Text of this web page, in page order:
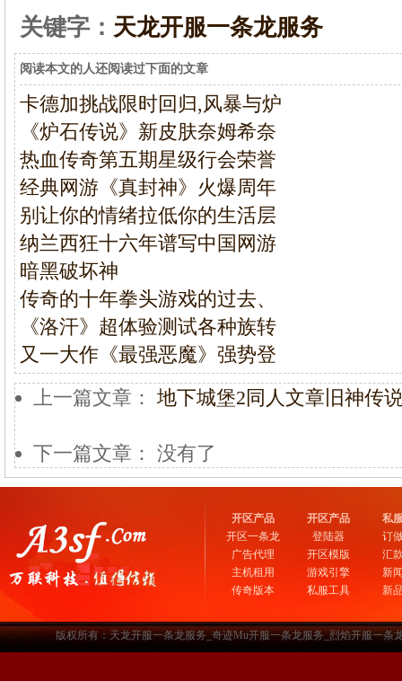
关键字： 天龙开服一条龙服务
阅读本文的人还阅读过下面的文章
卡德加挑战限时回归,风暴与炉
《炉石传说》新皮肤奈姆希奈
热血传奇第五期星级行会荣誉
经典网游《真封神》火爆周年
别让你的情绪拉低你的生活层
纳兰西狂十六年谱写中国网游
暗黑破坏神
传奇的十年拳头游戏的过去、
《洛汗》超体验测试各种族转
又一大作《最强恶魔》强势登
上一篇文章： 地下城堡2同人文章旧神传
下一篇文章： 没有了
开区产品
开区一条龙
广告代理
主机租用
传奇版本
开区产品
登陆器
开区模版
游戏引擎
私服工具
私
订
汇
新
新
版权所有：天龙开服一条龙服务_奇迹Mu开服一条龙服务_烈焰开服一条